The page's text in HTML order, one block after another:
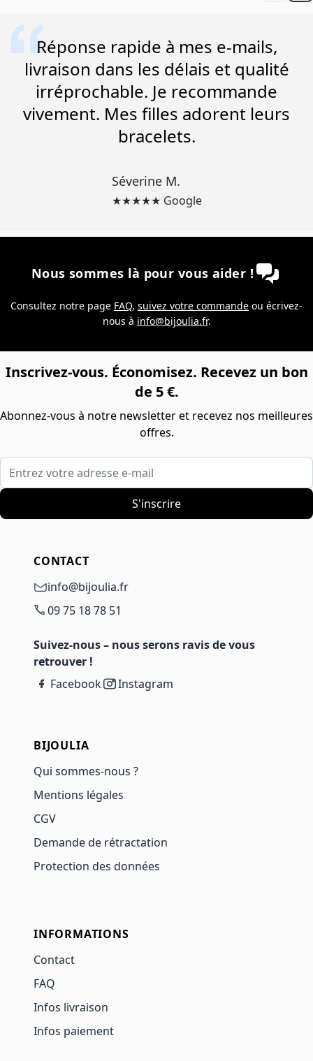
Réponse rapide à mes e-mails,
livraison dans les délais et qualité
irréprochable. Je recommande
vivement. Mes filles adorent leurs
bracelets.
Séverine M.
★★★★★ Google
Nous sommes là pour vous aider !
Consultez notre page FAQ, suivez votre commande ou écrivez-
nous à info@bijoulia.fr.
Inscrivez-vous. Économisez. Recevez un bon
de 5 €.
Abonnez-vous à notre newsletter et recevez nos meilleures
offres.
Entrez votre adresse e-mail
S'inscrire
CONTACT
info@bijoulia.fr
09 75 18 78 51
Suivez-nous – nous serons ravis de vous
retrouver !
Facebook
Instagram
BIJOULIA
Qui sommes-nous ?
Mentions légales
CGV
Demande de rétractation
Protection des données
INFORMATIONS
Contact
FAQ
Infos livraison
Infos paiement